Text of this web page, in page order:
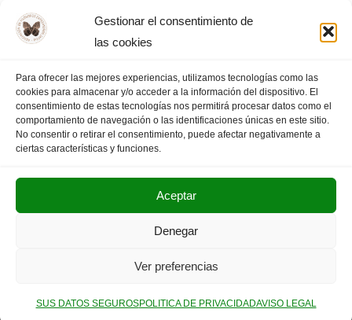
Gestionar el consentimiento de
las cookies
Para ofrecer las mejores experiencias, utilizamos tecnologías como las
cookies para almacenar y/o acceder a la información del dispositivo. El
consentimiento de estas tecnologías nos permitirá procesar datos como el
comportamiento de navegación o las identificaciones únicas en este sitio.
No consentir o retirar el consentimiento, puede afectar negativamente a
ciertas características y funciones.
Aceptar
Denegar
Ver preferencias
SUS DATOS SEGUROSPOLITICA DE PRIVACIDADAVISO LEGAL
Día Mundial de la Filosofía – Almendralejo,
2025
1 2 3 … 13 PÁGINA SIGUIENTE
POLITICA DE PRIVACIDAD
AVISO LEGAL
Neve| Funciona gracias aWordPress